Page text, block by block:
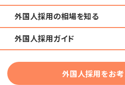
地域から検索する
国籍から検索する
在留資格から検索する
団体種別から探す
業界・職種から検索する
外国人採用の相場を知る
育成就労外国人の受け入れ相場
技人国・高度人材の受け入れ相場
外国人採用ガイド
特定技能
外国人採用をお